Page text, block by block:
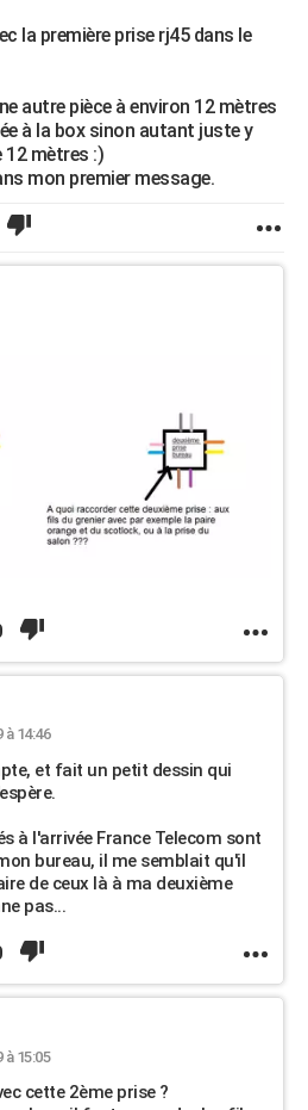
la première prise rj45 dans le
autre pièce à environ 12 mètres
à la box sinon autant juste y
12 mètres :)
mon premier message.
14:46
et fait un petit dessin qui
à l'arrivée France Telecom sont
bureau, il me semblait qu'il
de ceux là à ma deuxième
pas...
15:05
cette 2ème prise ?